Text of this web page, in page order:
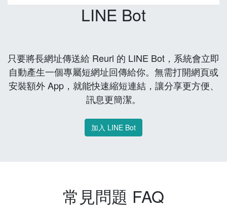
LINE Bot
只要將長網址傳送給 Reurl 的 LINE Bot，系統會立即
自動產生一個專屬短網址回傳給你。無需打開網頁或
安裝額外 App，就能快速縮短連結，讓分享更方便、
訊息更簡潔。
加入 LINE Bot
常見問題 FAQ